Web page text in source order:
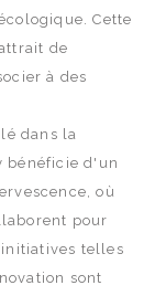
Cette
de
à des
dans la
bénéficie d'un
où
pour
telles
sont